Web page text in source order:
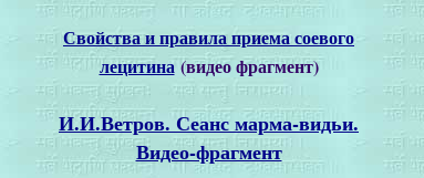
Свойства и правила приема соевого
лецитина (видео фрагмент)
И.И.Ветров. Сеанс марма-видьи.
Видео-фрагмент